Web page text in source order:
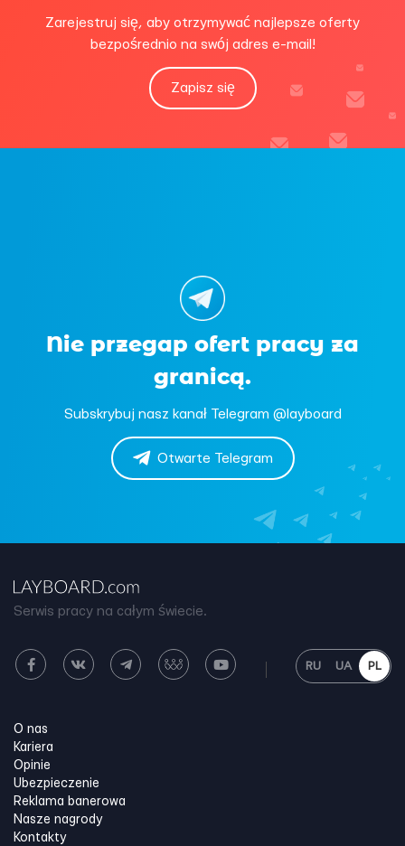
Zarejestruj się, aby otrzymywać najlepsze oferty
bezpośrednio na swój adres e-mail!
Zapisz się
Nie przegap ofert pracy za
granicą.
Subskrybuj nasz kanał Telegram @layboard
Otwarte Telegram
Serwis pracy na całym świecie.
RU UA PL
O nas
Kariera
Opinie
Ubezpieczenie
Reklama banerowa
Nasze nagrody
Kontakty